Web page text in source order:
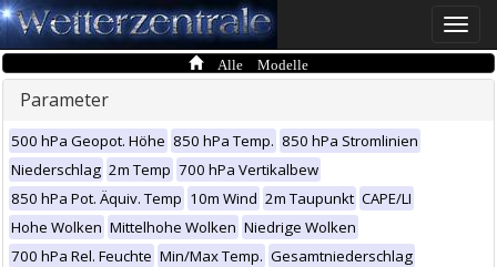
Toggle
Alle Modelle
Parameter
500 hPa Geopot. Höhe 850 hPa Temp. 850 hPa Stromlinien
Niederschlag 2m Temp 700 hPa Vertikalbew
850 hPa Pot. Äquiv. Temp 10m Wind 2m Taupunkt CAPE/LI
Hohe Wolken Mittelhohe Wolken Niedrige Wolken
700 hPa Rel. Feuchte Min/Max Temp. Gesamtniederschlag